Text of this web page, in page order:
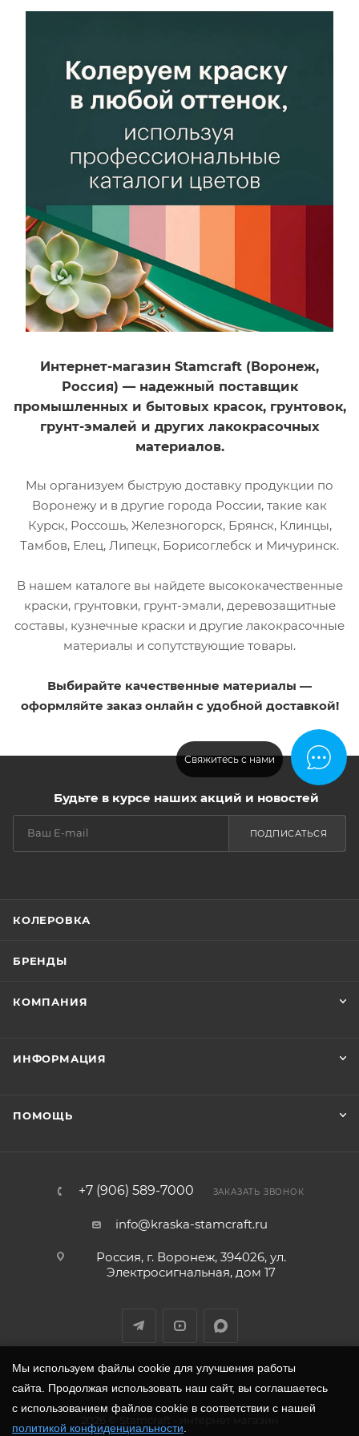
эксплуатационным
Свойство
Антикоррозионность,
Атмосферостойкость,
Быстрое
высыхание,
Влагостойкость,
Износостойкость,
Морозостойкость,
Термостойкость
Разбавитель
Растворитель на
основе
Тип материала
Кремнийорганический
Рабочий инструмент
Цвет
Коричневый
RAL8014
Градус
колеровки
Нет
эксплуатационным
нагрузкам
Блеск
Матовый
Свойство
Антикоррозионность,
Атмосферостойкость,
Быстрое
Морозостойкость,
Термостойкость
Разбавитель
Растворитель на
основе
Тип материала
Кремнийорганический
Рабочий инструмент
Валик, Кисть,
Цвет
Золото
Градус
термостойкости до
Возможность
Нет
Свяжитесь с нами
Интернет-магазин Stamcraft (Воронеж,
Россия) — надежный поставщик
промышленных и бытовых красок, грунтовок,
грунт-эмалей и других лакокрасочных
материалов.
Мы организуем быструю доставку продукции по
Воронежу и в другие города России, такие как
Курск, Россошь, Железногорск, Брянск, Клинцы,
Тамбов, Елец, Липецк, Борисоглебск и Мичуринск.
В нашем каталоге вы найдете высококачественные
краски, грунтовки, грунт-эмали, деревозащитные
составы, кузнечные краски и другие лакокрасочные
материалы и сопутствующие товары.
Выбирайте качественные материалы —
оформляйте заказ онлайн с удобной доставкой!
Будьте в курсе наших акций и новостей
ПОДПИСАТЬСЯ
КОЛЕРОВКА
БРЕНДЫ
КОМПАНИЯ
ИНФОРМАЦИЯ
ПОМОЩЬ
+7 (906) 589-7000 ЗАКАЗАТЬ ЗВОНОК
info@kraska-stamcraft.ru
Россия, г. Воронеж, 394026, ул.
Электросигнальная, дом 17
Мы используем файлы cookie для улучшения работы
сайта. Продолжая использовать наш сайт, вы соглашаетесь
с использованием файлов cookie в соответствии с нашей
политикой конфиденциальности